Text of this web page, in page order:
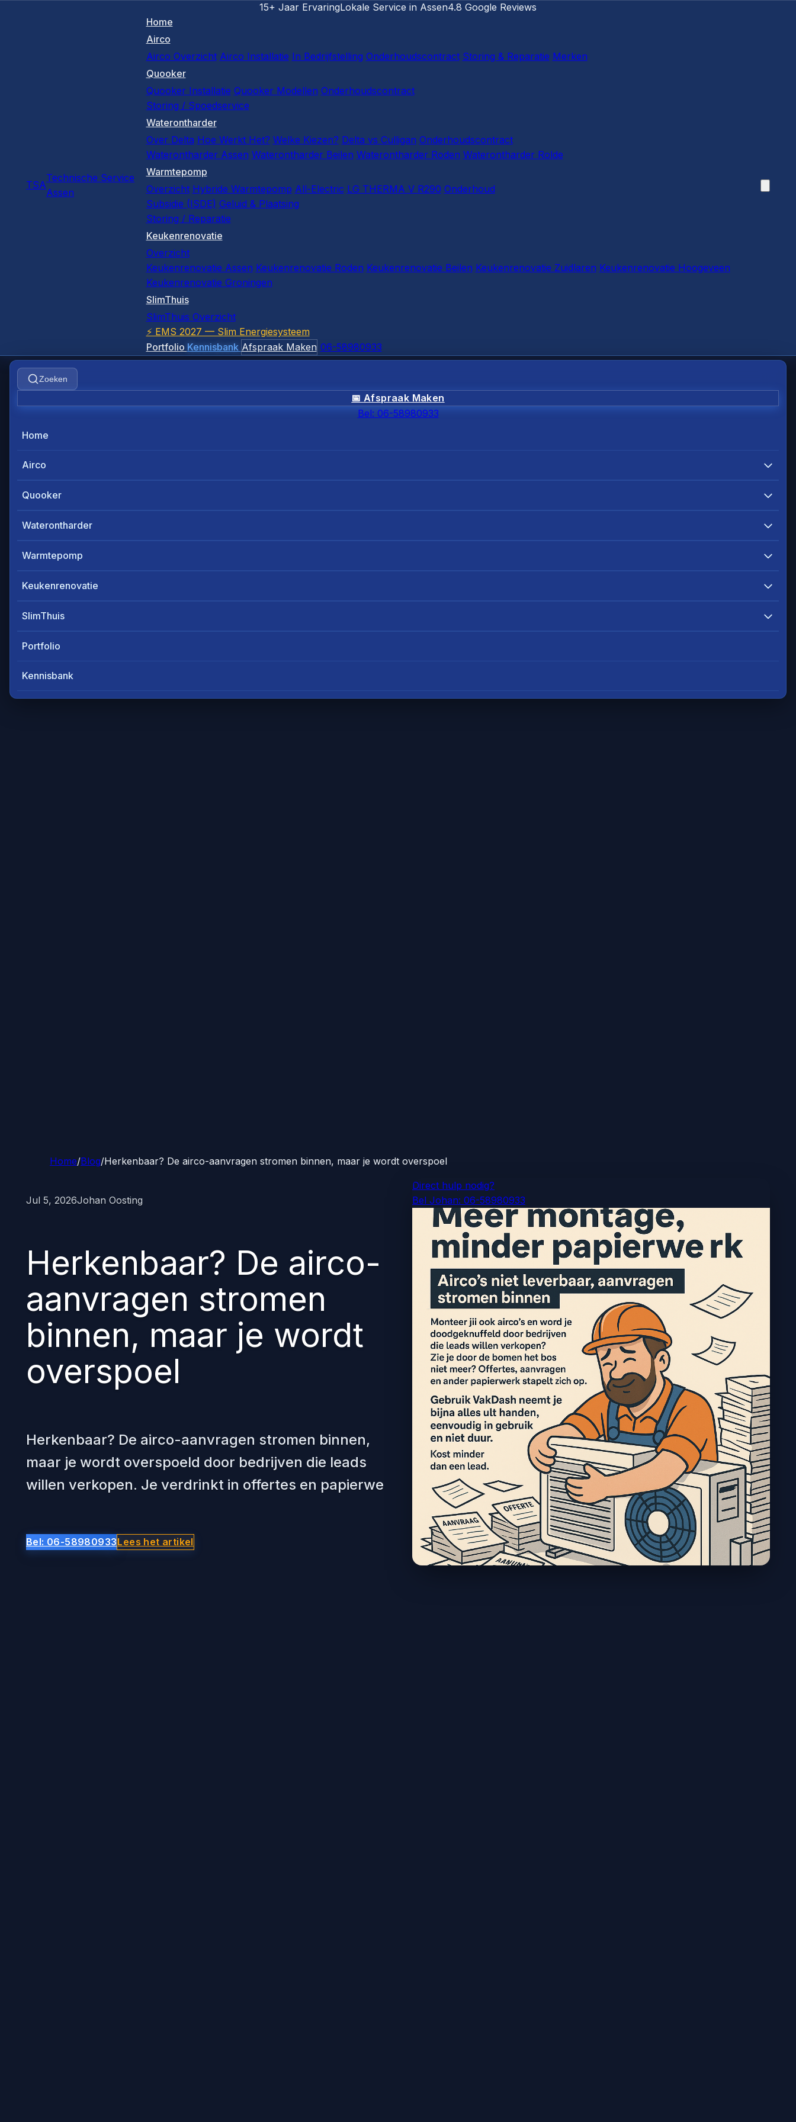
15+ Jaar ErvaringLokale Service in Assen4.8 Google Reviews
TSA
Technische Service
Assen
Home
Airco
Airco Overzicht Airco Installatie In Bedrijfstelling Onderhoudscontract Storing & Reparatie Merken
Quooker
Quooker Installatie Quooker Modellen Onderhoudscontract
Storing / Spoedservice
Waterontharder
Over Delta Hoe Werkt Het? Welke Kiezen? Delta vs Culligan Onderhoudscontract
Waterontharder Assen Waterontharder Beilen Waterontharder Roden Waterontharder Rolde
Warmtepomp
Overzicht Hybride Warmtepomp All-Electric LG THERMA V R290 Onderhoud
Subsidie (ISDE) Geluid & Plaatsing
Storing / Reparatie
Keukenrenovatie
Overzicht
Keukenrenovatie Assen Keukenrenovatie Roden Keukenrenovatie Beilen Keukenrenovatie Zuidlaren Keukenrenovatie Hoogeveen
Keukenrenovatie Groningen
SlimThuis
SlimThuis Overzicht
⚡ EMS 2027 — Slim Energiesysteem
Portfolio Kennisbank Afspraak Maken 06-58980933
Zoeken
📅 Afspraak Maken
Bel: 06-58980933
Home
Airco
Quooker
Waterontharder
Warmtepomp
Keukenrenovatie
SlimThuis
Portfolio
Kennisbank
Home/Blog/Herkenbaar? De airco-aanvragen stromen binnen, maar je wordt overspoel
Jul 5, 2026Johan Oosting
Herkenbaar? De airco-
aanvragen stromen
binnen, maar je wordt
overspoel
Herkenbaar? De airco-aanvragen stromen binnen,
maar je wordt overspoeld door bedrijven die leads
willen verkopen. Je verdrinkt in offertes en papierwe
Bel: 06-58980933Lees het artikel
Direct hulp nodig?
Bel Johan: 06-58980933